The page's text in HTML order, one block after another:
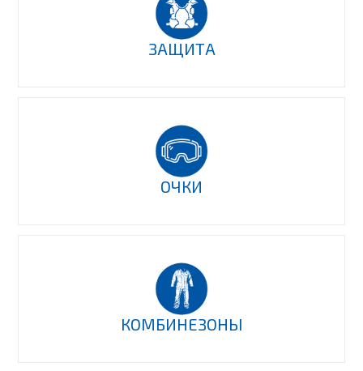
ЗАЩИТА
ОЧКИ
КОМБИНЕЗОНЫ